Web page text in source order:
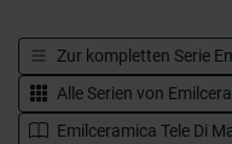
Zur kompletten Serie
Alle Serien von
Emilceramica Tele Di